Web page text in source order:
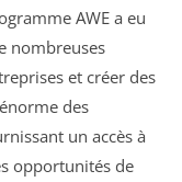
AWE a eu
nombreuses
et créer des
des
un accès à
opportunités de